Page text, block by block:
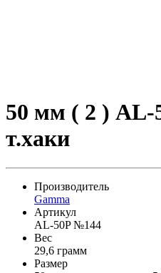
50 мм ( 2 )
т.хаки
Производитель
Gamma
Артикул
AL-50P №144
Вес
29,6 грамм
Размер